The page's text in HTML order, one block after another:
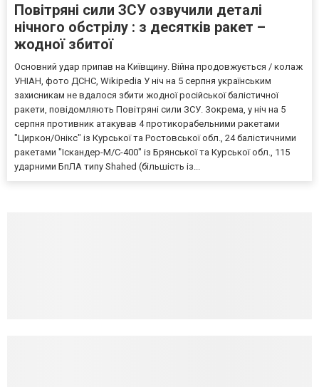
Повітряні сили ЗСУ озвучили деталі
нічного обстрілу : з десятків ракет –
жодної збитої
Основний удар припав на Київщину. Війна продовжується / колаж
УНІАН, фото ДСНС, Wikipedia У ніч на 5 серпня українським
захисникам не вдалося збити жодної російської балістичної
ракети, повідомляють Повітряні сили ЗСУ. Зокрема, у ніч на 5
серпня противник атакував 4 протикорабельними ракетами
"Циркон/Онікс" із Курської та Ростовської обл., 24 балістичними
ракетами "Іскандер-М/С-400" із Брянської та Курської обл., 115
ударними БпЛА типу Shahed (більшість із...